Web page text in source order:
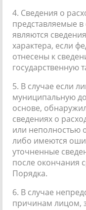
4. Сведения о
представляемые в
являются
характера, если
отнесены к
государственную
5. В случае если
муниципальную
основе,
сведениях о
или неполностью
либо имеются
уточненные
после окончания
Порядка.
6. В случае
причинам